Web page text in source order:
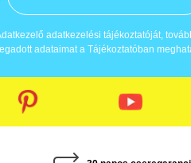
adatkezelési tájékoztatóját,
adataimat a Tájékoztatóban